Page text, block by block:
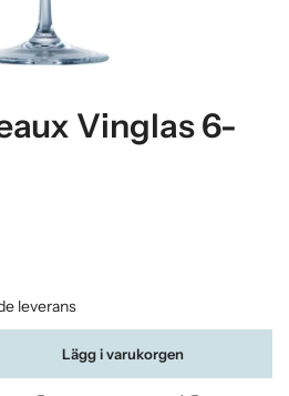
Vinglas 6-
leverans
Lägg i varukorgen